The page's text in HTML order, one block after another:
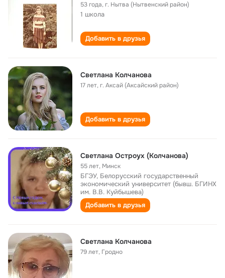
53 года,г. Нытва (Нытвенский район)
1 школа
Добавить в друзья
Светлана Колчанова
17 лет,г. Аксай (Аксайский район)
Добавить в друзья
Светлана Остроух (Колчанова)
55 лет, Минск
БГЭУ, Белорусский государственный
экономический университет (бывш. БГИНХ
им. В.В. Куйбышева)
Добавить в друзья
Светлана Колчанова
79 лет, Гродно